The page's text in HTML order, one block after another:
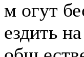
м огут
ездить на